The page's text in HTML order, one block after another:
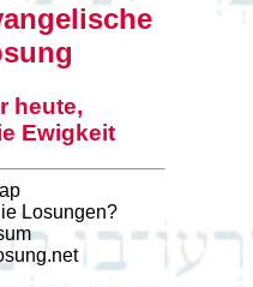
heute,
Ewigkeit
Losungen?